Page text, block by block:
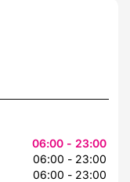
06:00 - 23:00
06:00 - 23:00
06:00 - 23:00